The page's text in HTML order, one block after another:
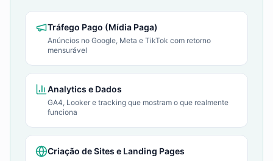
Tráfego Pago (Mídia Paga)
Anúncios no Google, Meta e TikTok com retorno
mensurável
Analytics e Dados
GA4, Looker e tracking que mostram o que realmente
funciona
Criação de Sites e Landing Pages